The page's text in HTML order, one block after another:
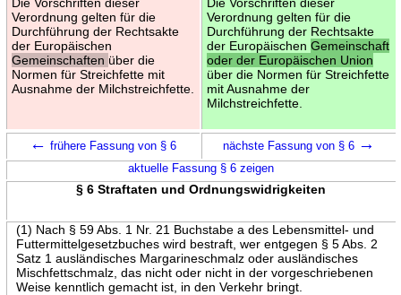
Verordnung gelten für die
Durchführung der Rechtsakte
der Europäischen
Gemeinschaften über die
Normen für Streichfette mit
Ausnahme der Milchstreichfette.
Verordnung gelten für die
Durchführung der Rechtsakte
der Europäischen Gemeinschaft
oder der Europäischen Union
über die Normen für Streichfette
mit Ausnahme der
Milchstreichfette.
← frühere Fassung von § 6 nächste Fassung von § 6 →
aktuelle Fassung § 6 zeigen
§ 6 Straftaten und Ordnungswidrigkeiten
(1) Nach § 59 Abs. 1 Nr. 21 Buchstabe a des Lebensmittel- und
Futtermittelgesetzbuches wird bestraft, wer entgegen § 5 Abs. 2
Satz 1 ausländisches Margarineschmalz oder ausländisches
Mischfettschmalz, das nicht oder nicht in der vorgeschriebenen
Weise kenntlich gemacht ist, in den Verkehr bringt.